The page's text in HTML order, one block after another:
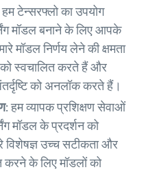
हम टेन्सरफ्लो का उपयोग
मॉडल बनाने के लिए आपके
मॉडल निर्णय लेने की क्षमता
स्वचालित करते हैं और
को अनलॉक करते हैं।
हम व्यापक प्रशिक्षण सेवाओं
मॉडल के प्रदर्शन को
उच्च सटीकता और
करने के लिए मॉडलों को